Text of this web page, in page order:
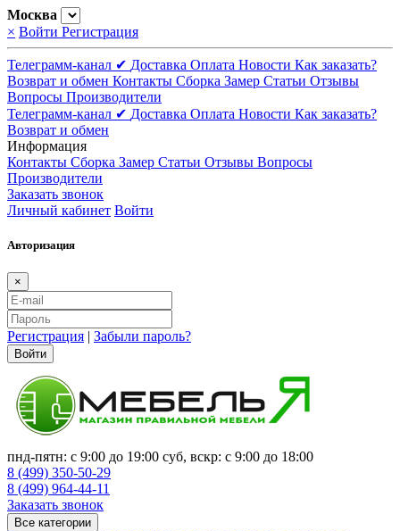
Москва
× Войти Регистрация
Телеграмм-канал ✔ Доставка Оплата Новости Как заказать?
Возврат и обмен Контакты Сборка Замер Статьи Отзывы
Вопросы Производители
Телеграмм-канал ✔ Доставка Оплата Новости Как заказать?
Возврат и обмен
Информация
Контакты Сборка Замер Статьи Отзывы Вопросы
Производители
Заказать звонок
Личный кабинет Войти
Авторизация
×
Регистрация | Забыли пароль?
Войти
пнд-пятн: с 9:00 до 19:00 суб, вскр: с 9:00 до 18:00
8 (499) 350-50-29
8 (499) 964-44-11
Заказать звонок
Все категории